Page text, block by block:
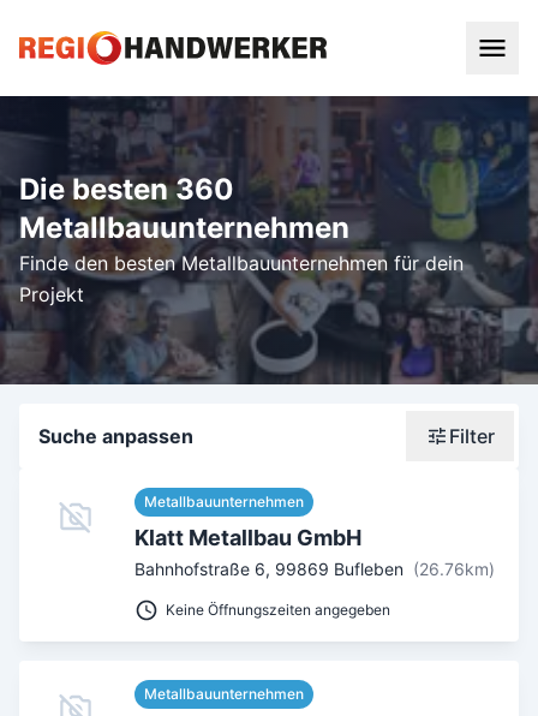
Die besten 360
Metallbauunternehmen
Finde den besten Metallbauunternehmen für dein
Projekt
Suche anpassen Filter
Wonach suchst du?
Stadt oder Postleitzahl
Umkreis in Km
Metallbauunternehmen
Klatt Metallbau GmbH
Bahnhofstraße 6, 99869 Bufleben (26.76km)
Keine Öffnungszeiten angegeben
Metallbauunternehmen